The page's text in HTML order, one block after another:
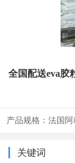
全国配送eva胶
产品规格： 法国阿
关键词